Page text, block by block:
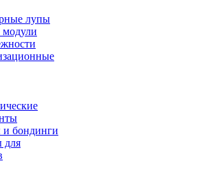
лупы
и бондинги
для